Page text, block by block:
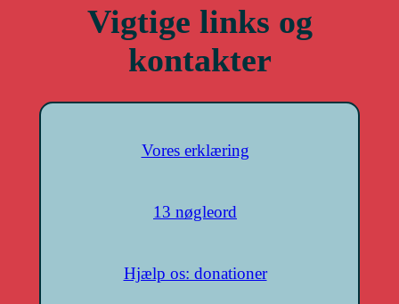
Vigtige links og
kontakter
Vores erklæring
13 nøgleord
Hjælp os: donationer